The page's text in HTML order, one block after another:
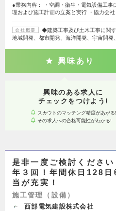
●業務内容： ・空調・衛生・電気設備工
理および施工計画の立案と実行 ・協力会
会社概要
◆建築工事及び土木工事に関
地域開発、都市開発、海洋開発、宇宙開
興味あり
興味のある求人に
チェックをつけよう!
スカウトのマッチング精度があがる!
その求人への合格可能性がわかる!
是非一度ご検討くださ
年３回！年間休日128
当が充実！
施工管理（設備）
西部電気建設株式会社